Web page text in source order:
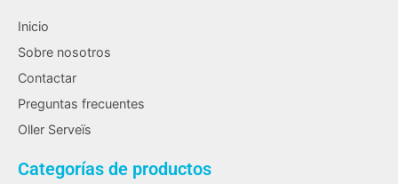
Inicio
Sobre nosotros
Contactar
Preguntas frecuentes
Oller Serveïs
Categorías de productos